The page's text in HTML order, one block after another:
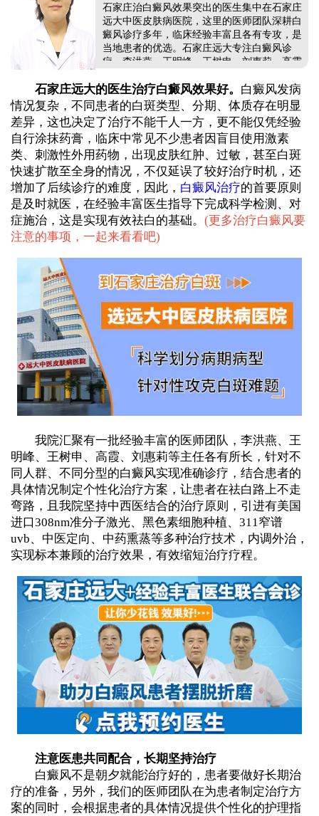
石家庄治白癜风效果突出的医生集中在石家庄
远大中医皮肤病医院，这里的医师团队深耕白
癜风诊疗多年，临床经验丰富且各有专攻，是
当地患者的优选。石家庄远大专注白癜风诊
疗，李洪燕、王明峰、王树申、刘惠莉、高霞
等不同类型白癜风诊疗上有深入研究，会根据
患者白斑类型、病程、体质制定个性化治疗方
案，让患者诊疗不走弯路。同时，医生全程跟
踪病情调整方案，指导患者做好日常护理，坚
持规范医治，助力白斑复色。...
石家庄远大的医生治疗白癜风效果好。 白癜风发病
情况复杂，不同患者的白斑类型、分期、体质存在明显
差异，这也决定了治疗不能千人一方，更不能仅凭经验
自行涂抹药膏，临床中常见不少患者因盲目使用激素
类、刺激性外用药物，出现皮肤红肿、过敏，甚至白斑
快速扩散至全身的情况，不仅延误了较好治疗时机，还
增加了后续诊疗的难度，因此， 白癜风治疗的首要原则
是及时就医，在经验丰富医生指导下完成科学检测、对
症施治，这是实现有效祛白的基础。 (更多治疗白癜风要
注意的事项，一起来看看吧)
我院汇聚有一批经验丰富的医师团队，李洪燕、王
明峰、王树申、高霞、刘惠莉等主任各有所长，针对不
同人群、不同分型的白癜风实现准确诊疗，结合患者的
具体情况制定个性化治疗方案，让患者在祛白路上不走
弯路，且我院坚持中西医结合的治疗原则，引进有美国
进口308nm准分子激光、黑色素细胞种植、311窄谱
uvb、中医定向、中药熏蒸等多种治疗技术，内调外治，
实现标本兼顾的治疗效果，有效缩短治疗疗程。
注意医患共同配合，长期坚持治疗
白癜风不是朝夕就能治疗好的，患者要做好长期治
疗的准备，另外，我们的医师团队在为患者制定治疗方
案的同时，会根据患者的具体情况提供个性化的护理指